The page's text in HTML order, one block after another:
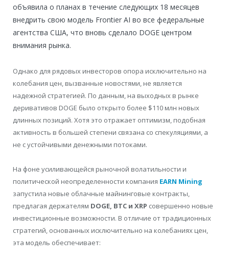
объявила о планах в течение следующих 18 месяцев
внедрить свою модель Frontier AI во все федеральные
агентства США, что вновь сделало DOGE центром
внимания рынка.
Однако для рядовых инвесторов опора исключительно на
колебания цен, вызванные новостями, не является
надежной стратегией. По данным, на выходных в рынке
деривативов DOGE было открыто более $110 млн новых
длинных позиций. Хотя это отражает оптимизм, подобная
активность в большей степени связана со спекуляциями, а
не с устойчивыми денежными потоками.
На фоне усиливающейся рыночной волатильности и
политической неопределенности компания EARN Mining
запустила новые облачные майнинговые контракты,
предлагая держателям DOGE, BTC и XRP совершенно новые
инвестиционные возможности. В отличие от традиционных
стратегий, основанных исключительно на колебаниях цен,
эта модель обеспечивает: